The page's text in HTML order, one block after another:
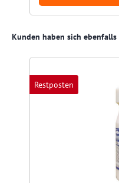
Produktgalerie überspringen
Kunden haben sich ebenfalls
Restposten